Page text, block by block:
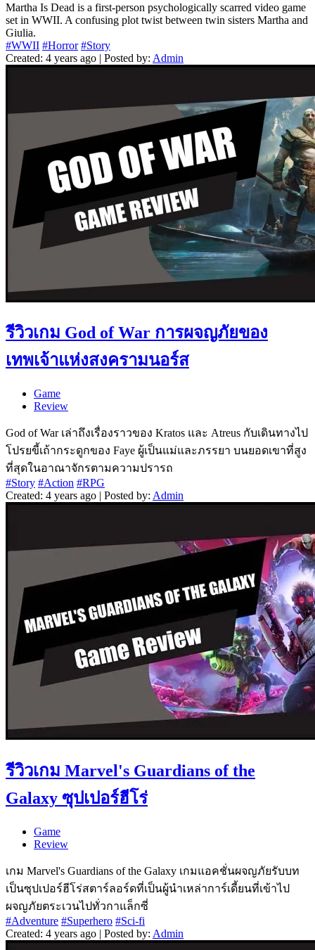
Martha Is Dead is a first-person psychologically scarred video game
set in WWII. A confusing plot twist between twin sisters Martha and
Giulia.
#WWII #Horror #Story
Created: 4 years ago | Posted by: Admin
รีวิวเกม God of War การผจญภัยของ
เทพเจ้าแห่งสงครามนอร์ส
Game
Review
God of War เล่าถึงเรื่องราวของ Kratos และ Atreus กับเดินทางไป
โปรยขี้เถ้ากระดูกของ Faye ผู้เป็นแม่และภรรยา บนยอดเขาที่สูง
ที่สุดในอาณาจักรตามความปรารถ
#Story #Action #RPG
Created: 4 years ago | Posted by: Admin
รีวิวเกม Marvel's Guardians of the
Galaxy ซุปเปอร์ฮีโร่
Game
Review
เกม Marvel's Guardians of the Galaxy เกมแอคชั่นผจญภัยรับบท
เป็นซุปเปอร์ฮีโร่สตาร์ลอร์ดที่เป็นผู้นำเหล่าการ์เดี้ยนที่เข้าไป
ผจญภัยตระเวนไปทั่วกาแล็กซี่
#Adventure #Superhero #Sci-fi
Created: 4 years ago | Posted by: Admin